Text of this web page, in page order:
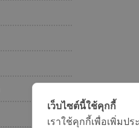
เว็บไซต์นี้ใช้คุกกี้
เราใช้คุกกี้เพื่อเพิ่มป